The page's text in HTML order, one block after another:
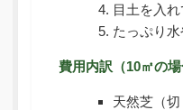
目土を入
たっぷり水
費用内訳（10㎡の場
天然芝（